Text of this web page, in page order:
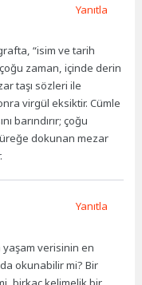
“isim ve tarih
zaman, içinde derin
taşı sözleri ile
virgül eksiktir. Cümle
barındırır; çoğu
dokunan mezar
Yanıtla
yaşam verisinin en
da okunabilir mi? Bir
Yanıtla